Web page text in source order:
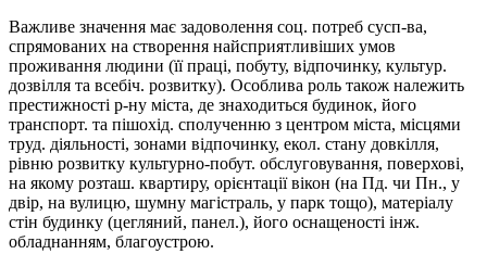
Важливе значення має задоволення соц. потреб сусп-ва,
спрямованих на створення найсприятливіших умов
проживання людини (її праці, побуту, відпочинку, культур.
дозвілля та всебіч. розвитку). Особлива роль також належить
престижності р-ну міста, де знаходиться будинок, його
транспорт. та пішохід. сполученню з центром міста, місцями
труд. діяльності, зонами відпочинку, екол. стану довкілля,
рівню розвитку культурно-побут. обслуговування, поверхові,
на якому розташ. квартиру, орієнтації вікон (на Пд. чи Пн., у
двір, на вулицю, шумну магістраль, у парк тощо), матеріалу
стін будинку (цегляний, панел.), його оснащеності інж.
обладнанням, благоустрою.